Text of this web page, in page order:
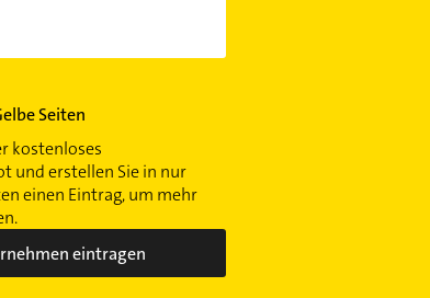
Seiten
kostenloses
und erstellen Sie in nur
einen Eintrag, um mehr
eintragen